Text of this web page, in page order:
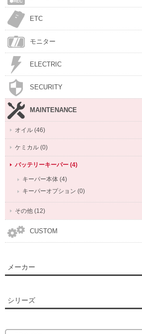
ETC
モニター
ELECTRIC
SECURITY
MAINTENANCE
オイル (46)
ケミカル (0)
バッテリーキーパー (4)
キーパー本体 (4)
キーパーオプション (0)
その他 (12)
CUSTOM
メーカー
シリーズ